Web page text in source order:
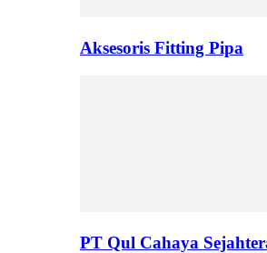
Aksesoris Fitting Pipa
PT Qul Cahaya